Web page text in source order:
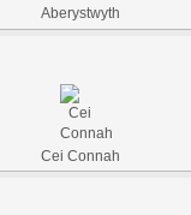
Aberystwyth
Cei Connah